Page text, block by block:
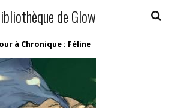
de Glow
à Chronique : Féline